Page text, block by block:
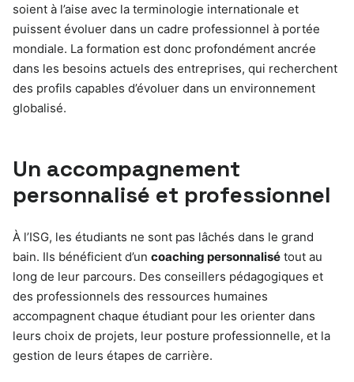
soient à l’aise avec la terminologie internationale et
puissent évoluer dans un cadre professionnel à portée
mondiale. La formation est donc profondément ancrée
dans les besoins actuels des entreprises, qui recherchent
des profils capables d’évoluer dans un environnement
globalisé.
Un accompagnement
personnalisé et professionnel
À l’ISG, les étudiants ne sont pas lâchés dans le grand
bain. Ils bénéficient d’un coaching personnalisé tout au
long de leur parcours. Des conseillers pédagogiques et
des professionnels des ressources humaines
accompagnent chaque étudiant pour les orienter dans
leurs choix de projets, leur posture professionnelle, et la
gestion de leurs étapes de carrière.